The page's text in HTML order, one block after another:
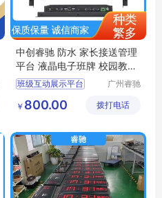
中创睿驰 防水 家长接送管理
平台 液晶电子班牌 校园教育
系统
班级互动展示平台
电子班牌触摸一体机
智慧校园系统平台
广州睿驰
公司
￥ 800.00 拨打电话